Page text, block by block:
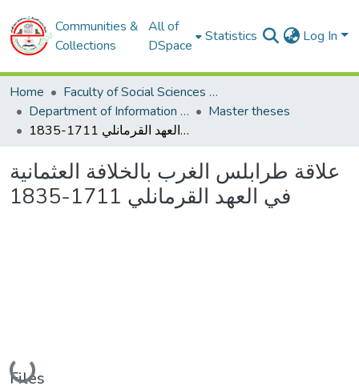
Communities &
Collections
All of
DSpace
Statistics Log In
Home
Faculty of Social Sciences and Humanities
Department of Information and Communication Sciences
Master theses
علاقة طرابلس الغرب بالخلافة العثمانية في العهد القرمانلي 1711-1835
علاقة طرابلس الغرب بالخلافة العثمانية
في العهد القرمانلي 1711-1835
Loading...
Files